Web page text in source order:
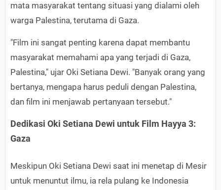
mata masyarakat tentang situasi yang dialami oleh
warga Palestina, terutama di Gaza.
"Film ini sangat penting karena dapat membantu
masyarakat memahami apa yang terjadi di Gaza,
Palestina," ujar Oki Setiana Dewi. "Banyak orang yang
bertanya, mengapa harus peduli dengan Palestina,
dan film ini menjawab pertanyaan tersebut."
Dedikasi Oki Setiana Dewi untuk Film Hayya 3:
Gaza
Meskipun Oki Setiana Dewi saat ini menetap di Mesir
untuk menuntut ilmu, ia rela pulang ke Indonesia